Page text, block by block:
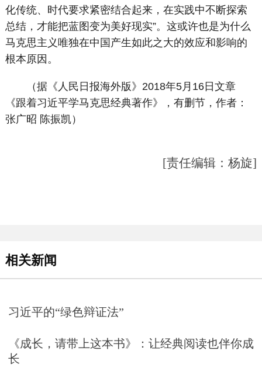
化传统、时代要求紧密结合起来，在实践中不断探索
总结，才能把蓝图变为美好现实”。这或许也是为什么
马克思主义唯独在中国产生如此之大的效应和影响的
根本原因。
（据《人民日报海外版》2018年5月16日文章
《跟着习近平学马克思经典著作》，有删节，作者：
张广昭 陈振凯）
[责任编辑：杨旋]
相关新闻
习近平的“绿色辩证法”
《成长，请带上这本书》：让经典阅读也伴你成
长